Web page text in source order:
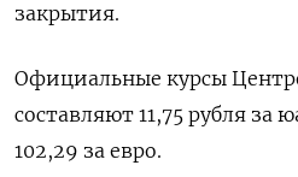
закрытия.
Официальные курсы
составляют 11,75 рубля за
102,29 за евро.